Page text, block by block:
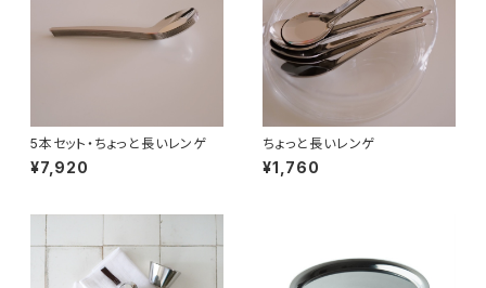
5本セット・ちょっと長いレンゲ
¥7,920
ちょっと長いレンゲ
¥1,760